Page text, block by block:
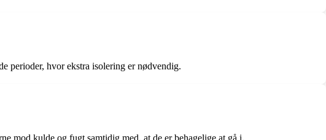
perioder, hvor ekstra isolering er nødvendig.